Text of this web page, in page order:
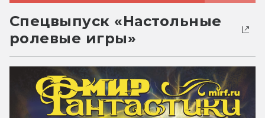
Спецвыпуск «Настольные
ролевые игры»